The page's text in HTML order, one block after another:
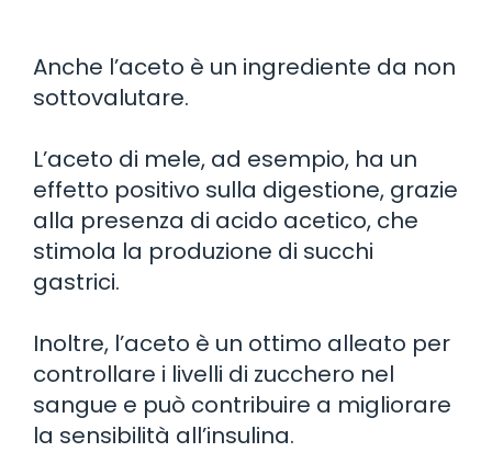
Anche l’aceto è un ingrediente da non
sottovalutare.
L’aceto di mele, ad esempio, ha un
effetto positivo sulla digestione, grazie
alla presenza di acido acetico, che
stimola la produzione di succhi
gastrici.
Inoltre, l’aceto è un ottimo alleato per
controllare i livelli di zucchero nel
sangue e può contribuire a migliorare
la sensibilità all’insulina.